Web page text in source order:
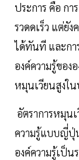
ประการ คือ กา
รวดดเร็ว แต่ยั
ได้ทันที และกา
องค์ความรู้ขอ
หมุนเวียนสูงใ
อัตราการหมุน
ความรู้แบบญี่ปุ่
องค์ความรู้เป็น